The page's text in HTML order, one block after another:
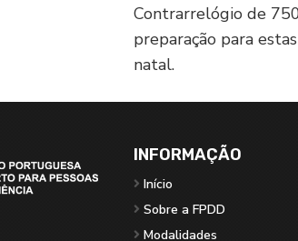
Contrarrelógio de
preparação para
natal.
INFORMAÇÃO
Início
Sobre a FPDD
Modalidades